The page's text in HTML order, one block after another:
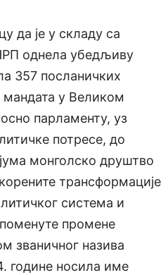
да је у складу са
однела убедљиву
357 посланичких
у Великом
парламенту, уз
потресе, до
монголско друштво
трансформације
система и
промене
званичног назива
године носила име